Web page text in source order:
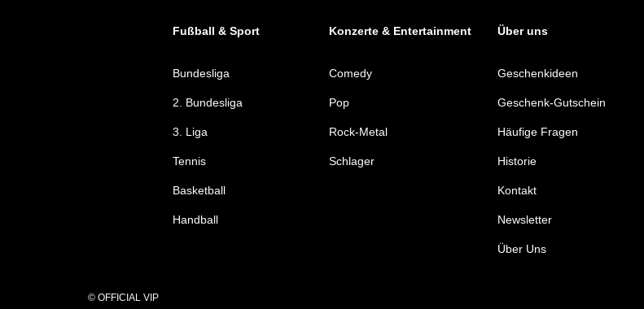
Fußball & Sport Konzerte & Entertainment Über uns
Bundesliga
2. Bundesliga
3. Liga
Tennis
Basketball
Handball
Comedy
Pop
Rock-Metal
Schlager
Geschenkideen
Geschenk-Gutschein
Häufige Fragen
Historie
Kontakt
Newsletter
Über Uns
© OFFICIAL VIP